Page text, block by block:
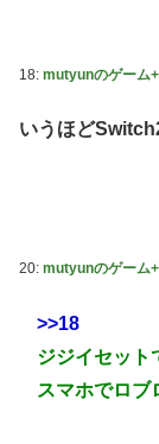
18: mutyunのゲーム
いうほど
20: mutyunのゲーム
>>18
ジジイセット
スマホでロブ